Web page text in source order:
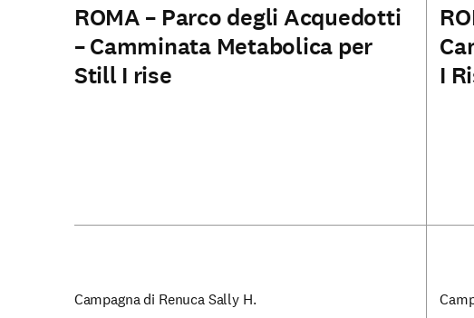
Il nostro lavoro
ROMA – Parco degli Acquedotti
– Camminata Metabolica per
Still I rise
I
Campagna di Renuca Sally H.